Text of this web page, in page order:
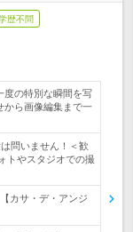
歴不問
度の特別な瞬間を写
から画像編集まで一
問いません！＜歓
トやスタジオでの撮
カサ・デ・アンジ